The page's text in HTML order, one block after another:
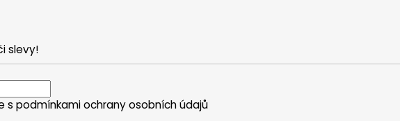
slevy!
s podmínkami ochrany osobních údajů